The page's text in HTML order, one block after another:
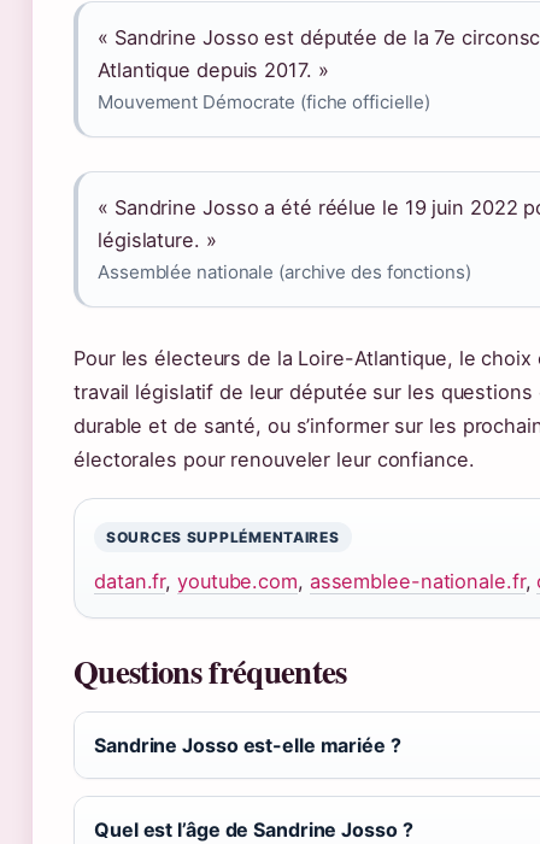
« Sandrine Josso est députée de la 7e
Atlantique depuis 2017. »
Mouvement Démocrate (fiche officielle)
« Sandrine Josso a été réélue le 19 juin 2022
législature. »
Assemblée nationale (archive des fonctions)
Pour les électeurs de la Loire-Atlantique, le
travail législatif de leur députée sur les
durable et de santé, ou s’informer sur les
électorales pour renouveler leur confiance.
SOURCES SUPPLÉMENTAIRES
datan.fr,youtube.com, assemblee-nationale.fr,
Questions fréquentes
Sandrine Josso est-elle mariée ?
Quel est l’âge de Sandrine Josso ?